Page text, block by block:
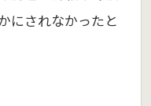
にされなかったと